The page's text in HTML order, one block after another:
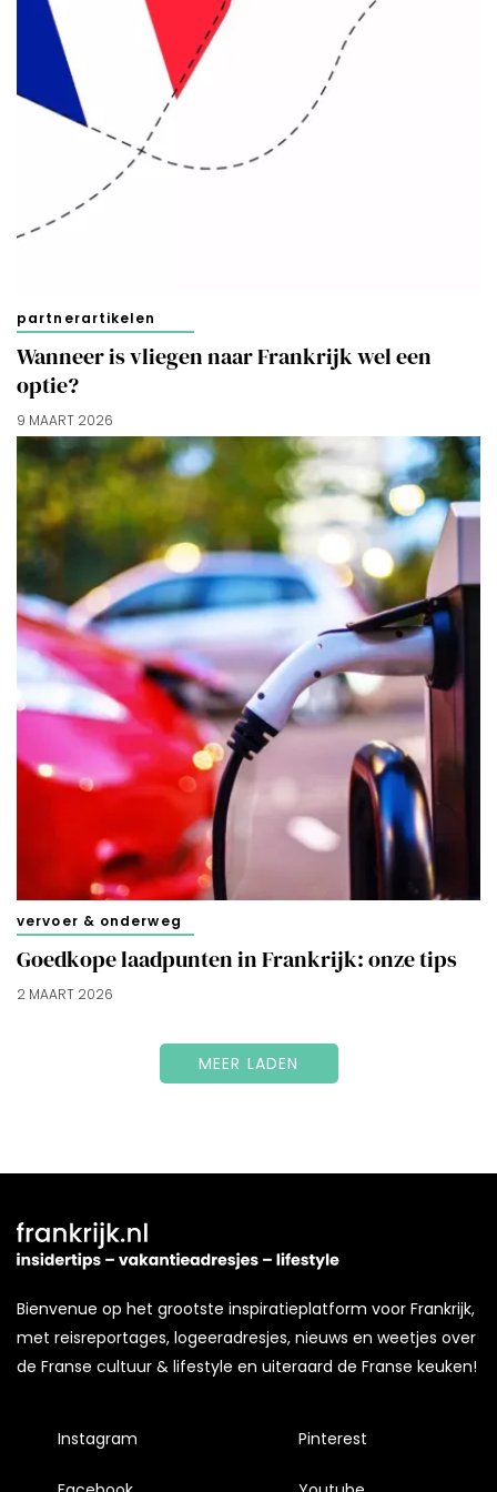
voorkeuren af te stemmen. Je kunt je voorkeuren
beheren via ‘Zelf instellen’. Klik je op ‘Accepteren en
doorgaan’ dan ga je akkoord met het gebruik van alle
cookies zoals omschreven in onze Cookieverklaring
partnerartikelen
Wanneer is vliegen naar Frankrijk wel een
optie?
9 MAART 2026
vervoer & onderweg
Goedkope laadpunten in Frankrijk: onze tips
2 MAART 2026
MEER LADEN
Bienvenue op het grootste inspiratieplatform voor Frankrijk,
met reisreportages, logeeradresjes, nieuws en weetjes over
de Franse cultuur & lifestyle en uiteraard de Franse keuken!
Instagram Pinterest